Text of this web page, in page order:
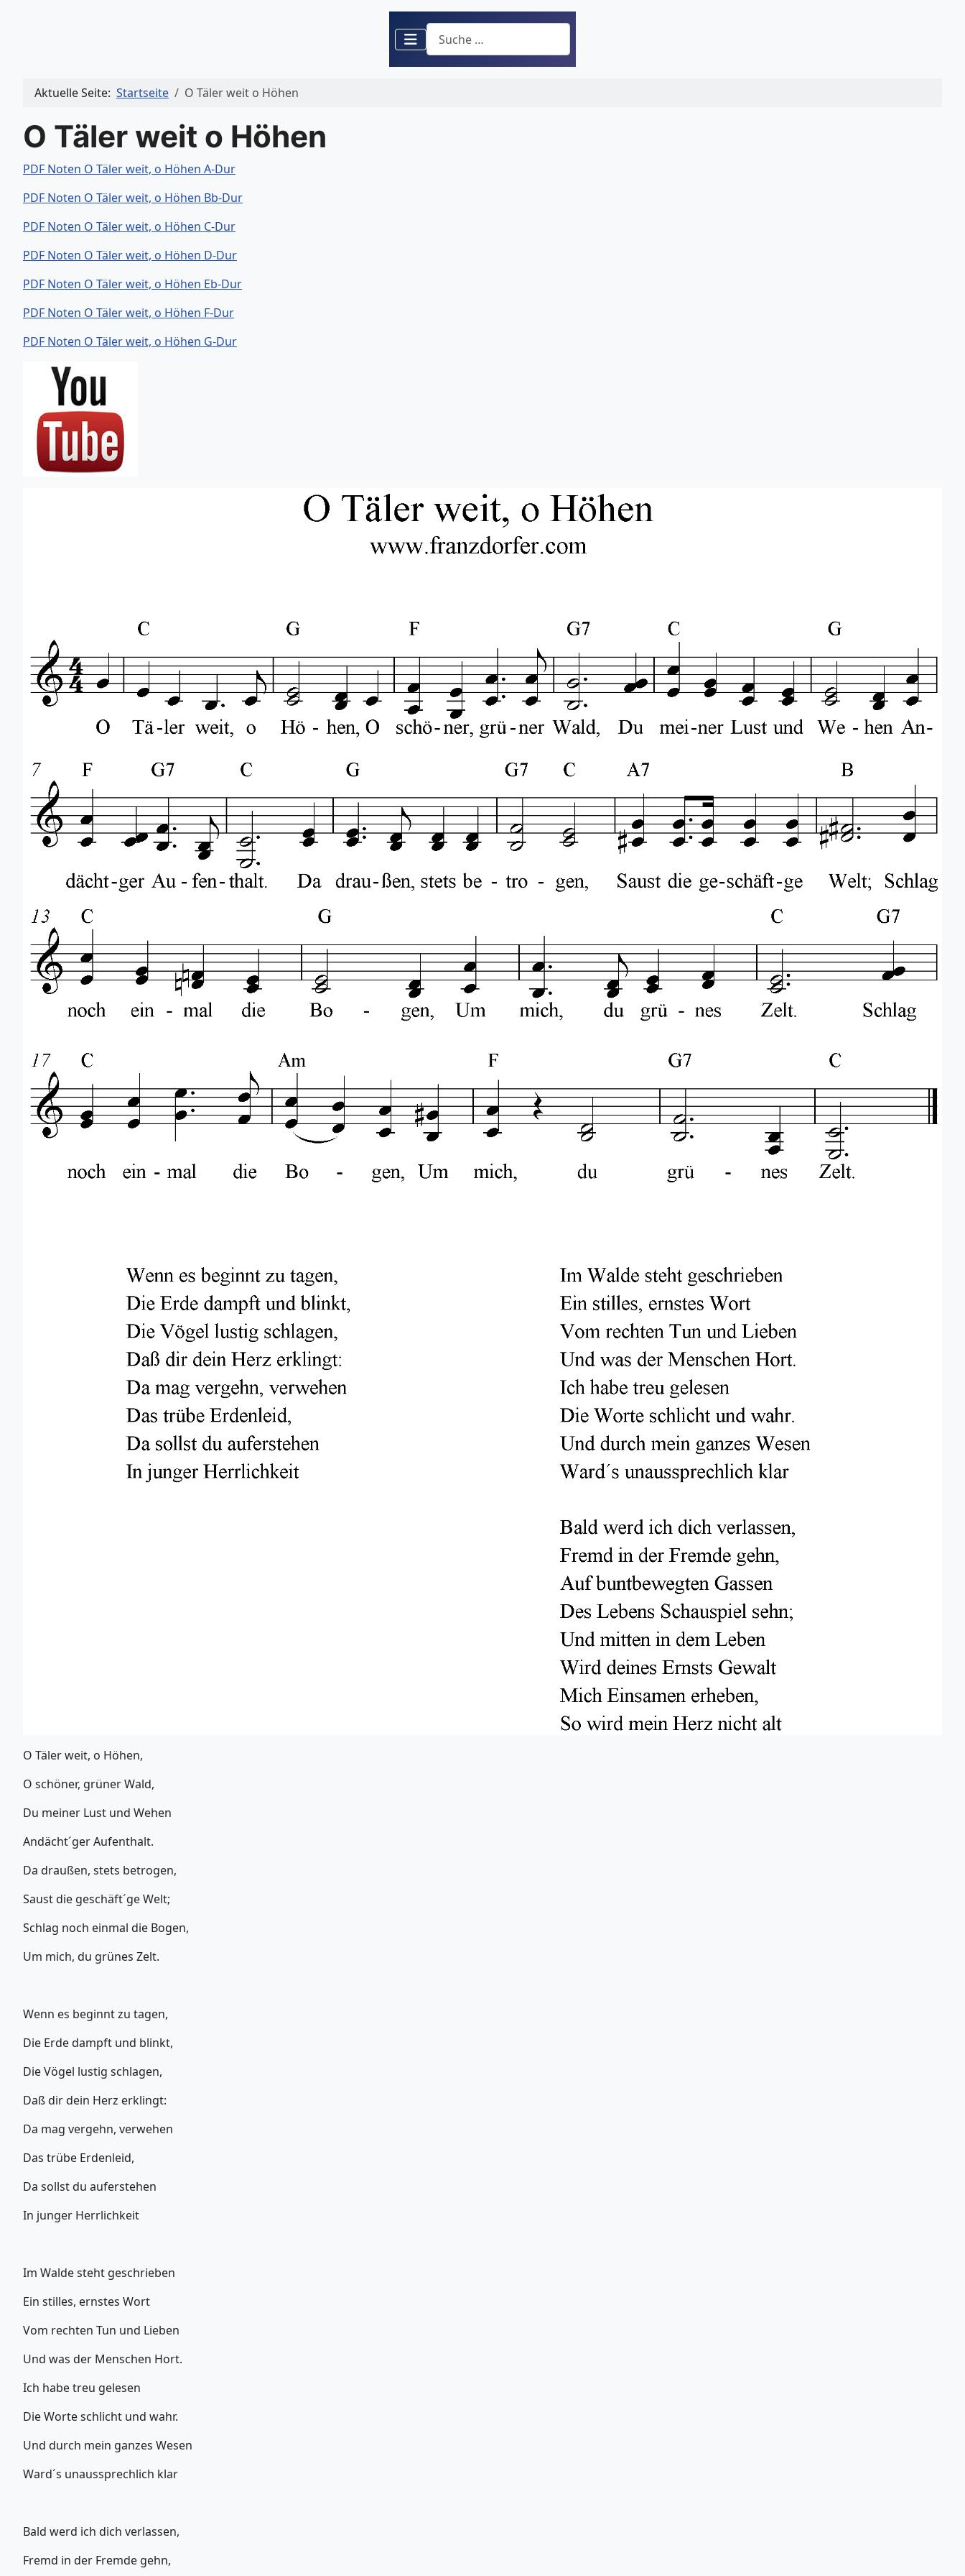
Suchen
Aktuelle Seite: Startseite O Täler weit o Höhen
O Täler weit o Höhen
PDF Noten O Täler weit, o Höhen A-Dur
PDF Noten O Täler weit, o Höhen Bb-Dur
PDF Noten O Täler weit, o Höhen C-Dur
PDF Noten O Täler weit, o Höhen D-Dur
PDF Noten O Täler weit, o Höhen Eb-Dur
PDF Noten O Täler weit, o Höhen F-Dur
PDF Noten O Täler weit, o Höhen G-Dur
O Täler weit, o Höhen,
O schöner, grüner Wald,
Du meiner Lust und Wehen
Andächt´ger Aufenthalt.
Da draußen, stets betrogen,
Saust die geschäft´ge Welt;
Schlag noch einmal die Bogen,
Um mich, du grünes Zelt.
Wenn es beginnt zu tagen,
Die Erde dampft und blinkt,
Die Vögel lustig schlagen,
Daß dir dein Herz erklingt:
Da mag vergehn, verwehen
Das trübe Erdenleid,
Da sollst du auferstehen
In junger Herrlichkeit
Im Walde steht geschrieben
Ein stilles, ernstes Wort
Vom rechten Tun und Lieben
Und was der Menschen Hort.
Ich habe treu gelesen
Die Worte schlicht und wahr.
Und durch mein ganzes Wesen
Ward´s unaussprechlich klar
Bald werd ich dich verlassen,
Fremd in der Fremde gehn,